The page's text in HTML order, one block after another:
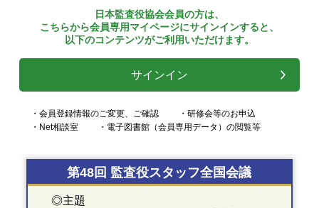
日本監査役協会会員の方は、
こちらから会員専用マイページにサインインすると、
以下のコンテンツがご利用いただけます。
サインイン
・会員登録情報のご変更、ご確認
・研修会等のお申込
・Net相談室
・電子図書館（会員専用データ）の閲覧等
第48回 監査役スタッフ全国会議
◎主題